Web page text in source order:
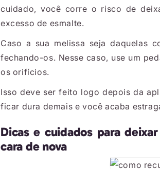
cuidado, você corre o risco de
excesso de esmalte.
Caso a sua melissa seja daquelas
fechando-os. Nesse caso, use um
os orifícios.
Isso deve ser feito logo depois da
ficar dura demais e você acaba
Dicas e cuidados para
cara de nova